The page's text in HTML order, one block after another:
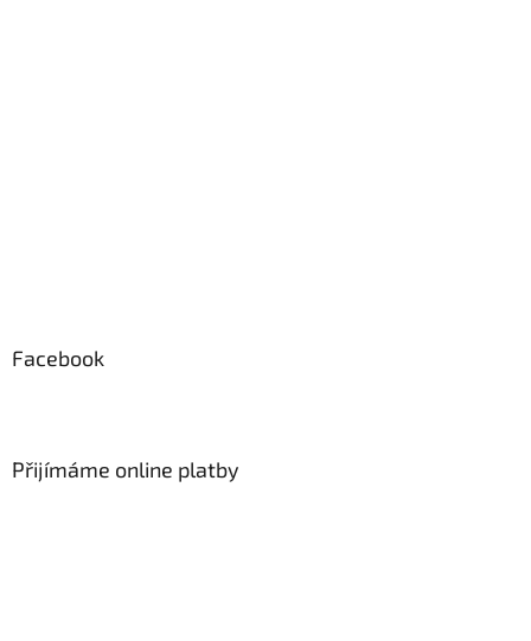
Facebook
Přijímáme online platby